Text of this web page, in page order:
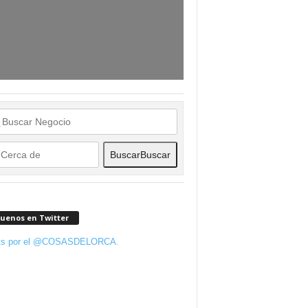
BuscarBuscar
en Twitter
por el @COSASDELORCA.